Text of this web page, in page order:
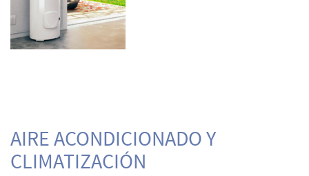
AIRE ACONDICIONADO Y
CLIMATIZACIÓN